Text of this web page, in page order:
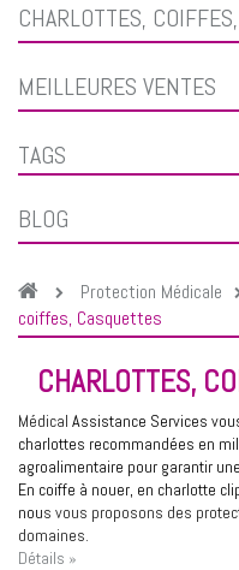
CHARLOTTES,
MEILLEURES VENTES
TAGS
BLOG
Protection Médicale
coiffes, Casquettes
CHARLOTTES,
Médical Assistance Services
charlottes recommandées en
agroalimentaire pour garantir
En coiffe à nouer, en charlotte
nous vous proposons des
domaines.
Détails »